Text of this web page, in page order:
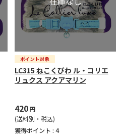
LC315 ねこくびわ ル・コリエ
リュクス アクアマリン
420円
(送料別・税込)
獲得ポイント : 4